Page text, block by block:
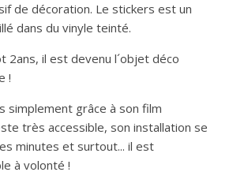
de décoration. Le stickers est un
dans du vinyle teinté.
2ans, il est devenu l´objet déco
!
simplement grâce à son film
très accessible, son installation se
minutes et surtout... il est
à volonté !